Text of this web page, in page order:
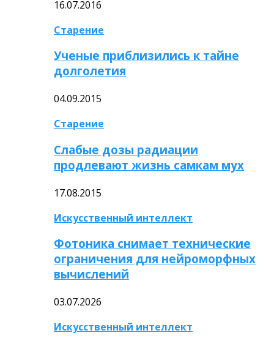
16.07.2016
Старение
Ученые приблизились к тайне
долголетия
04.09.2015
Старение
Слабые дозы радиации
продлевают жизнь самкам мух
17.08.2015
Искусственный интеллект
Фотоника снимает технические
ограничения для нейроморфных
вычислений
03.07.2026
Искусственный интеллект